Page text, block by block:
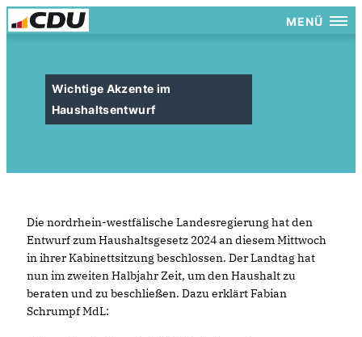
MENÜ
Wichtige Akzente im
Haushaltsentwurf
Die nordrhein-westfälische Landesregierung hat den
Entwurf zum Haushaltsgesetz 2024 an diesem Mittwoch
in ihrer Kabinettsitzung beschlossen. Der Landtag hat
nun im zweiten Halbjahr Zeit, um den Haushalt zu
beraten und zu beschließen. Dazu erklärt Fabian
Schrumpf MdL: